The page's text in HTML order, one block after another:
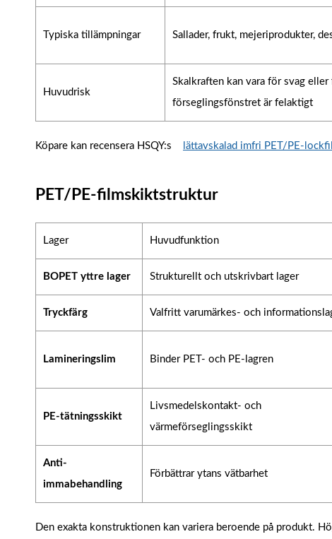
Typiska tillämpningar Sallader, frukt, mejeriprodukter,
Huvudrisk
Skalkraften kan vara för svag
förseglingsfönstret är felaktigt
Köpare kan recensera HSQY:s lättavskalad imfri PET/PE-
PET/PE-filmskiktstruktur
Lager Huvudfunktion
BOPET yttre lager Strukturellt och utskrivbart lager
Tryckfärg Valfritt varumärkes- och
Lamineringslim Binder PET- och PE-lagren
PE-tätningsskikt
Livsmedelskontakt- och
värmeförseglingsskikt
Anti-
immabehandling
Förbättrar ytans vätbarhet
Den exakta konstruktionen kan variera beroende på produkt.